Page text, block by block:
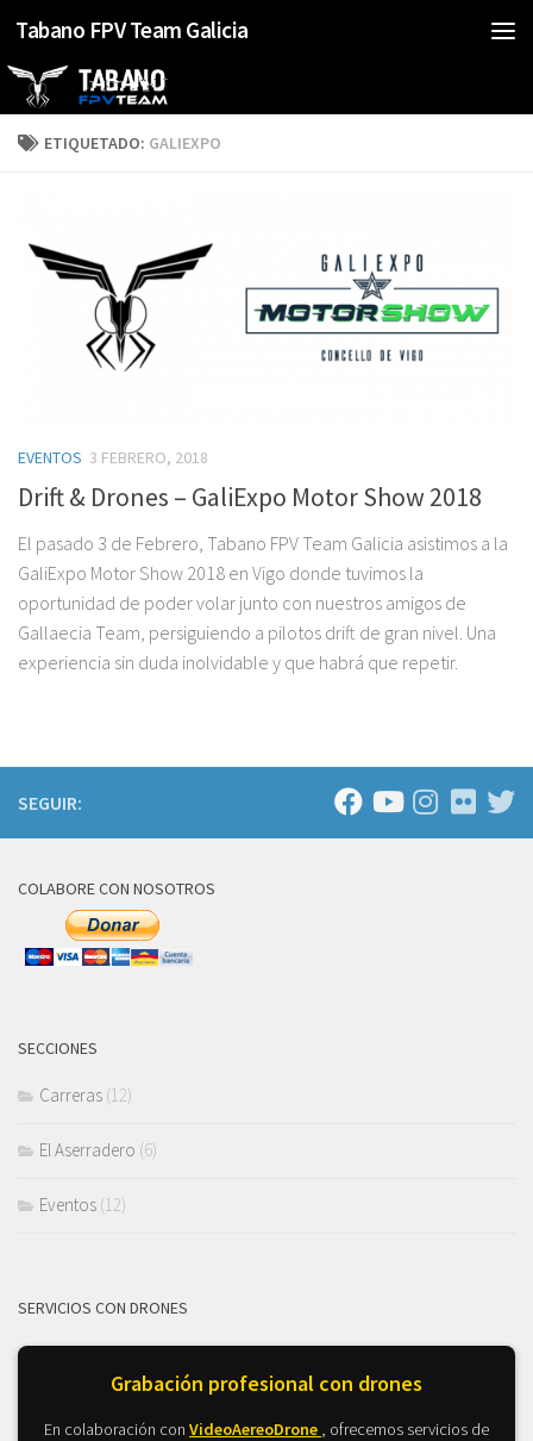
Saltar al contenido
Tabano FPV Team Galicia
ETIQUETADO: GALIEXPO
EVENTOS 3 FEBRERO, 2018
Drift & Drones – GaliExpo Motor Show 2018
El pasado 3 de Febrero, Tabano FPV Team Galicia asistimos a la
GaliExpo Motor Show 2018 en Vigo donde tuvimos la
oportunidad de poder volar junto con nuestros amigos de
Gallaecia Team, persiguiendo a pilotos drift de gran nivel. Una
experiencia sin duda inolvidable y que habrá que repetir.
SEGUIR:
COLABORE CON NOSOTROS
SECCIONES
Carreras (12)
El Aserradero (6)
Eventos (12)
SERVICIOS CON DRONES
Grabación profesional con drones
En colaboración con VideoAereoDrone , ofrecemos servicios de